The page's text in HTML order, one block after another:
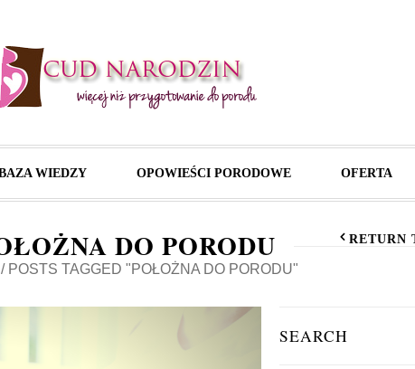
WIEDZY OPOWIEŚCI PORODOWE OFERTA
DO PORODU
/ POSTS TAGGED "POŁOŻNA DO PORODU"
RETURN
SEARCH